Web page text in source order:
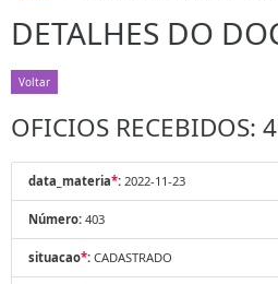
DETALHES DO
Voltar
OFICIOS RECEBIDOS:
data_materia*: 2022-11-23
Número: 403
situacao*: CADASTRADO